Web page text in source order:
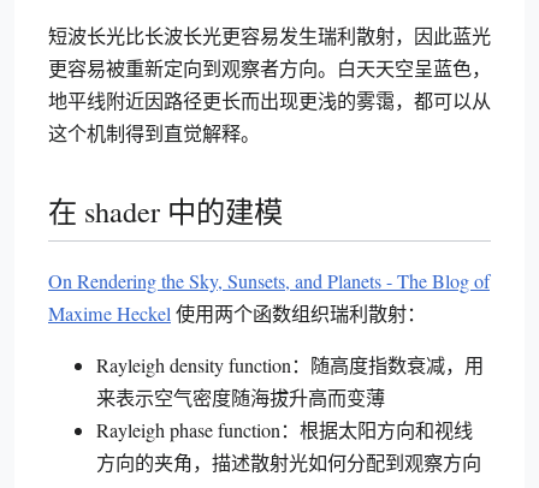
短波长光比长波长光更容易发生瑞利散射，因此蓝光
更容易被重新定向到观察者方向。白天天空呈蓝色，
地平线附近因路径更长而出现更浅的雾霭，都可以从
这个机制得到直觉解释。
在 shader 中的建模
On Rendering the Sky, Sunsets, and Planets - The Blog of
Maxime Heckel使用两个函数组织瑞利散射：
Rayleigh density function：随高度指数衰减，用
来表示空气密度随海拔升高而变薄
Rayleigh phase function：根据太阳方向和视线
方向的夹角，描述散射光如何分配到观察方向